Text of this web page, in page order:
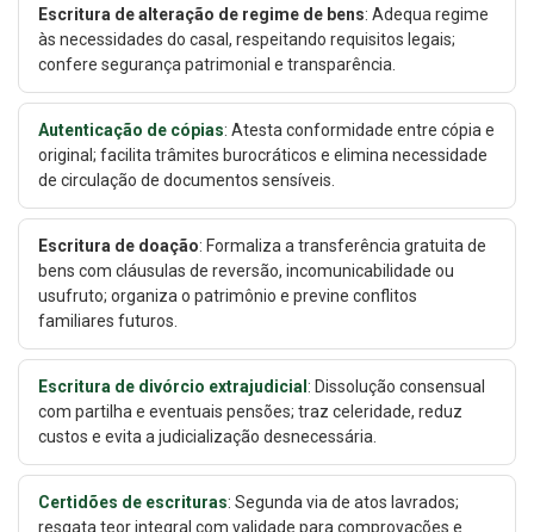
Escritura de alteração de regime de bens: Adequa regime
às necessidades do casal, respeitando requisitos legais;
confere segurança patrimonial e transparência.
Autenticação de cópias: Atesta conformidade entre cópia e
original; facilita trâmites burocráticos e elimina necessidade
de circulação de documentos sensíveis.
Escritura de doação: Formaliza a transferência gratuita de
bens com cláusulas de reversão, incomunicabilidade ou
usufruto; organiza o patrimônio e previne conflitos
familiares futuros.
Escritura de divórcio extrajudicial : Dissolução consensual
com partilha e eventuais pensões; traz celeridade, reduz
custos e evita a judicialização desnecessária.
Certidões de escrituras: Segunda via de atos lavrados;
resgata teor integral com validade para comprovações e